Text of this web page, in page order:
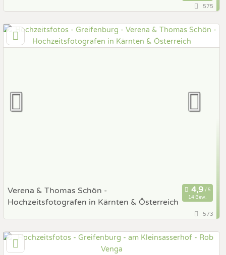
6134 Vomp, Tirol, Österreich
575
Verena & Thomas Schön -
Hochzeitsfotografen in Kärnten & Österreich
14 Bew.
27,3 km(Entfernung von Greifenburg)
9871 Seeboden, Kärnten, Österreich
573